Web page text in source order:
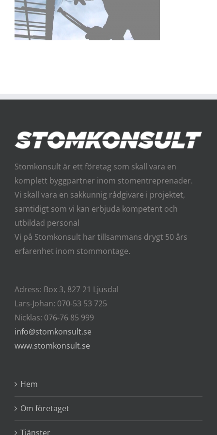
Stomkonsult är ett företag som skall vara en
komplett byggpartner inom stomentreprenader.
Vi skall vara en sakkunnig rådgivare i projektet,
samtidigt som vi kan erbjuda kompetent och
utbildad personal
Vi på Stomkonsult har tillsammans drygt 50 års
erfarenhet inom stommontage.
Adress: Box 3, 827 21 Ljusdal
Lars-Johan: 070-53 53 725
Nicklas: 076-76 85 999
info@stomkonsult.se
www.stomkonsult.se
Hem
Om företaget
Tjänster